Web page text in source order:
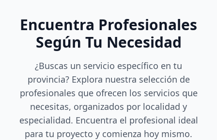
Encuentra Profesionales
Según Tu Necesidad
¿Buscas un servicio específico en tu
provincia? Explora nuestra selección de
profesionales que ofrecen los servicios que
necesitas, organizados por localidad y
especialidad. Encuentra el profesional ideal
para tu proyecto y comienza hoy mismo.